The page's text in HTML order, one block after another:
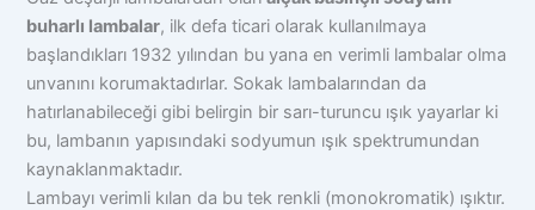
buharlı lambalar, ilk defa ticari olarak kullanılmaya
başlandıkları 1932 yılından bu yana en verimli lambalar olma
unvanını korumaktadırlar. Sokak lambalarından da
hatırlanabileceği gibi belirgin bir sarı-turuncu ışık yayarlar ki
bu, lambanın yapısındaki sodyumun ışık spektrumundan
kaynaklanmaktadır.
Lambayı verimli kılan da bu tek renkli (monokromatik) ışıktır.